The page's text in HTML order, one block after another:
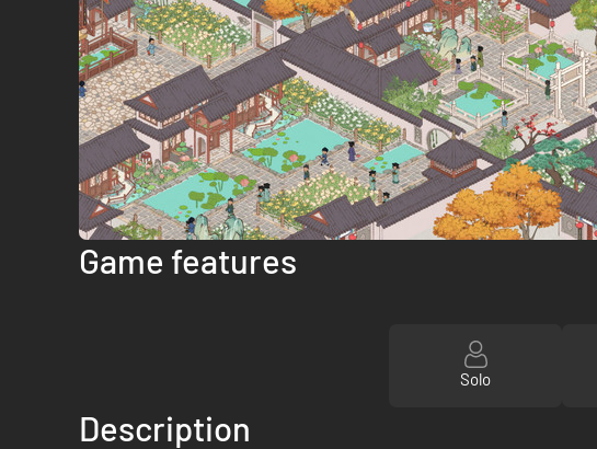
Game features
Solo
Description